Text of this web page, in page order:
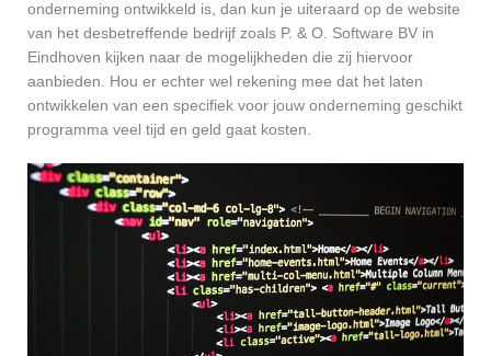
onderneming ontwikkeld is, dan kun je uiteraard op de website
van het desbetreffende bedrijf zoals P. & O. Software BV in
Eindhoven kijken naar de mogelijkheden die zij hiervoor
aanbieden. Hou er echter wel rekening mee dat het laten
ontwikkelen van een specifiek voor jouw onderneming geschikt
programma veel tijd en geld gaat kosten.